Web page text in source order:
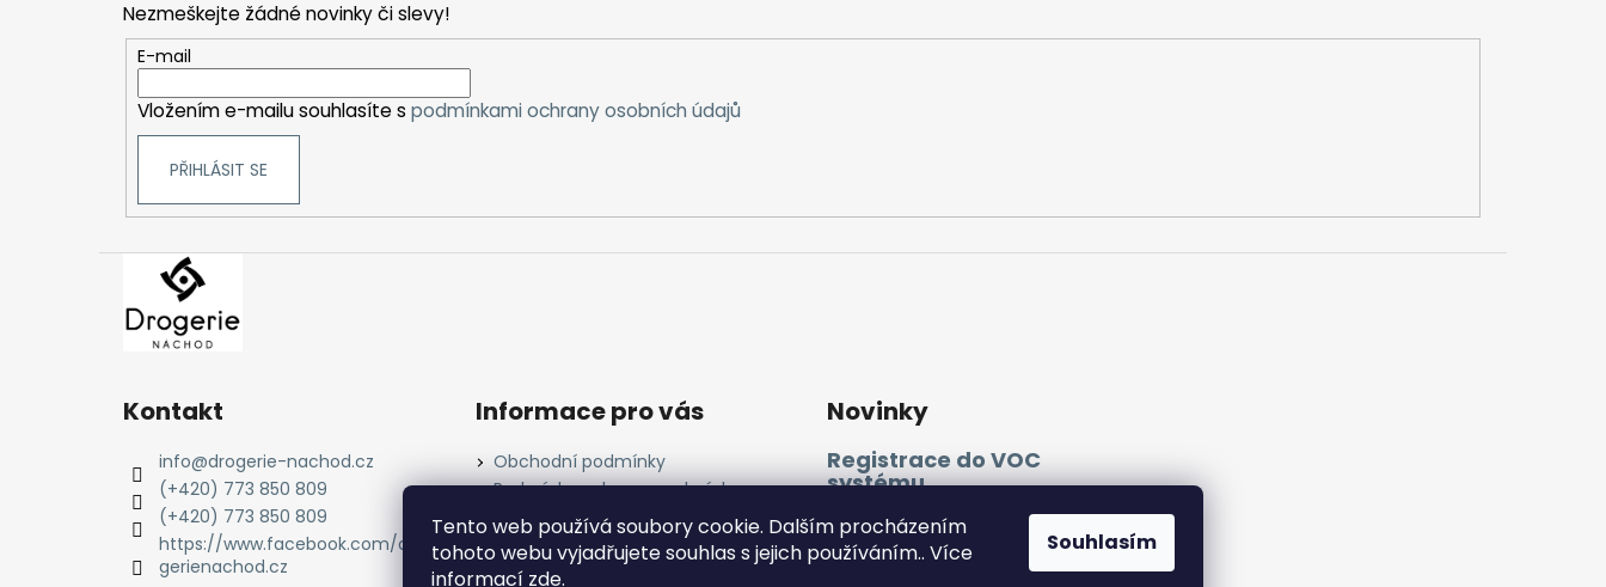
Tento web používá soubory cookie. Dalším procházením
tohoto webu vyjadřujete souhlas s jejich používáním.. Více
informací zde.
Souhlasím
Nezmeškejte žádné novinky či slevy!
E-mail
Vložením e-mailu souhlasíte s podmínkami ochrany osobních údajů
PŘIHLÁSIT SE
Kontakt
info@drogerie-nachod.cz
(+420) 773 850 809
(+420) 773 850 809
https://www.facebook.com/dro
gerienachod.cz
Informace pro vás
Obchodní podmínky
Podmínky ochrany osobních
Cookies a GA
Novinky
Registrace do VOC
systému
11.4.2025